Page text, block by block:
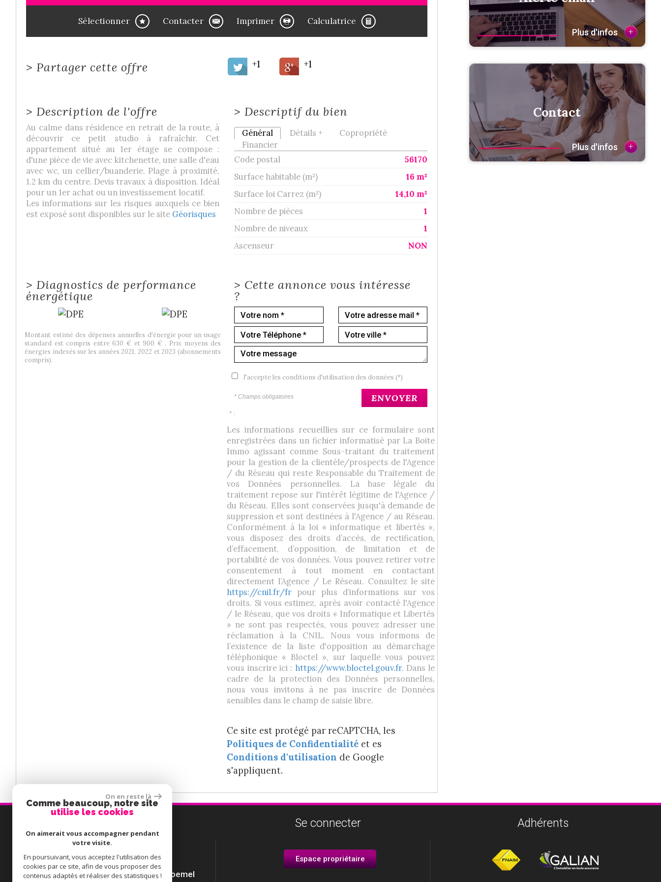
Sélectionner Contacter Imprimer Calculatrice
> Partager cette offre +1 +1
> Description de l'offre
Au calme dans résidence en retrait de la route, à
découvrir ce petit studio à rafraîchir. Cet
appartement situé au 1er étage se compose :
d'une pièce de vie avec kitchenette, une salle d'eau
avec wc, un cellier/buanderie. Plage à proximité,
1.2 km du centre. Devis travaux à disposition. Idéal
pour un 1er achat ou un investissement locatif.
Les informations sur les risques auxquels ce bien
est exposé sont disponibles sur le site Géorisques
> Descriptif du bien
Général Détails +
Copropriété
Financier
Code postal
56170
Surface habitable (m²)
16 m²
Surface loi Carrez (m²)
14,10 m²
Nombre de pièces
1
Nombre de niveaux
1
Ascenseur
NON
> Diagnostics de performance
énergétique
Montant estimé des dépenses annuelles d'énergie pour un usage
standard est compris entre 630 € et 900 € . Prix moyens des
énergies indexés sur les années 2021, 2022 et 2023 (abonnements
compris).
> Cette annonce vous intéresse
?
J'accepte les conditions d'utilisation des données (*)
* Champs obligatoires ENVOYER
* :
Les informations recueillies sur ce formulaire sont
enregistrées dans un fichier informatisé par La Boite
Immo agissant comme Sous-traitant du traitement
pour la gestion de la clientèle/prospects de l'Agence
/ du Réseau qui reste Responsable du Traitement de
vos Données personnelles. La base légale du
traitement repose sur l'intérêt légitime de l'Agence /
du Réseau. Elles sont conservées jusqu'à demande de
suppression et sont destinées à l'Agence / au Réseau.
Conformément à la loi « informatique et libertés »,
vous disposez des droits d’accès, de rectification,
d’effacement, d’opposition, de limitation et de
portabilité de vos données. Vous pouvez retirer votre
consentement à tout moment en contactant
directement l’Agence / Le Réseau. Consultez le site
https://cnil.fr/fr pour plus d’informations sur vos
droits. Si vous estimez, après avoir contacté l'Agence
/ le Réseau, que vos droits « Informatique et Libertés
» ne sont pas respectés, vous pouvez adresser une
réclamation à la CNIL. Nous vous informons de
l’existence de la liste d'opposition au démarchage
téléphonique « Bloctel », sur laquelle vous pouvez
vous inscrire ici : https://www.bloctel.gouv.fr. Dans le
cadre de la protection des Données personnelles,
nous vous invitons à ne pas inscrire de Données
sensibles dans le champ de saisie libre.
Ce site est protégé par reCAPTCHA, les
Politiques de Confidentialité et es
Conditions d'utilisation de Google
s'appliquent.
Plus d'infos +
Contact
Plus d'infos +
02 56 54 68 18
E-MAIL :guylainemaze@gmail.com
ADRESSE : 2 CLOS DU BEL AIR,56400 Ploemel
Se connecter
Espace propriétaire
Adhérents
On en reste là
Comme beaucoup, notre site
utilise les cookies
On aimerait vous accompagner pendant
votre visite.
En poursuivant, vous acceptez l'utilisation des
cookies par ce site, afin de vous proposer des
contenus adaptés et réaliser des statistiques !